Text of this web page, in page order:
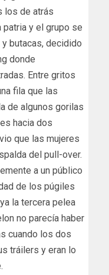
los de atrás
patria y el grupo se
butacas, decidido
donde
Entre gritos
fila que las
de algunos gorilas
hacia dos
que las mujeres
del pull-over.
a un público
de los púgiles
la tercera pelea
no parecía haber
cuando los dos
tráilers y eran lo